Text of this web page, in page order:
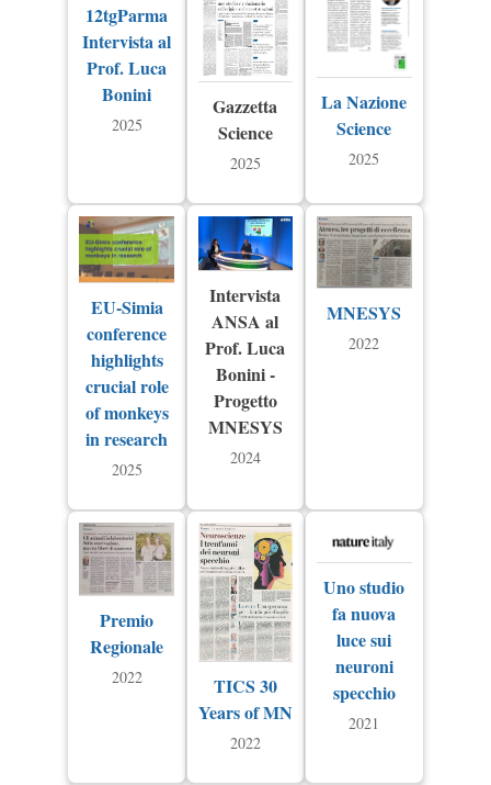
12tgParma
Intervista al
Prof. Luca
Bonini
2025
Gazzetta
Science
2025
La Nazione
Science
2025
EU-Simia
conference
highlights
crucial role
of monkeys
in research
2025
Intervista
ANSA al
Prof. Luca
Bonini -
Progetto
MNESYS
2024
MNESYS
2022
Premio
Regionale
2022
TICS 30
Years of MN
2022
Uno studio
fa nuova
luce sui
neuroni
specchio
2021